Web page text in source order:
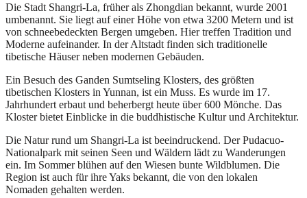
Die Stadt Shangri-La, früher als Zhongdian bekannt, wurde 2001
umbenannt. Sie liegt auf einer Höhe von etwa 3200 Metern und ist
von schneebedeckten Bergen umgeben. Hier treffen Tradition und
Moderne aufeinander. In der Altstadt finden sich traditionelle
tibetische Häuser neben modernen Gebäuden.
Ein Besuch des Ganden Sumtseling Klosters, des größten
tibetischen Klosters in Yunnan, ist ein Muss. Es wurde im 17.
Jahrhundert erbaut und beherbergt heute über 600 Mönche. Das
Kloster bietet Einblicke in die buddhistische Kultur und Architektur.
Die Natur rund um Shangri-La ist beeindruckend. Der Pudacuo-
Nationalpark mit seinen Seen und Wäldern lädt zu Wanderungen
ein. Im Sommer blühen auf den Wiesen bunte Wildblumen. Die
Region ist auch für ihre Yaks bekannt, die von den lokalen
Nomaden gehalten werden.